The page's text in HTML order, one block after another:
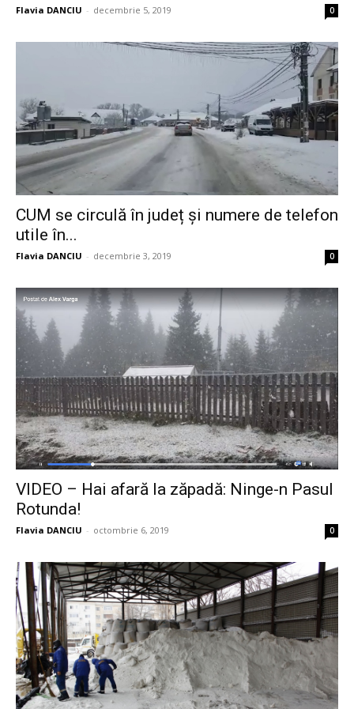
Flavia DANCIU - decembrie 5, 2019 0
CUM se circulă în județ și numere de telefon
utile în...
Flavia DANCIU - decembrie 3, 2019 0
VIDEO – Hai afară la zăpadă: Ninge-n Pasul
Rotunda!
Flavia DANCIU - octombrie 6, 2019 0